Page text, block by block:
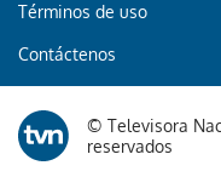
Términos de uso
Contáctenos
© Televisora
reservados